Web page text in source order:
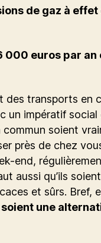
de gaz à
000 euros par an
des transports en
un impératif social
soient
près de chez
end,
aussi qu’ils soient
et sûrs. Bref,
une